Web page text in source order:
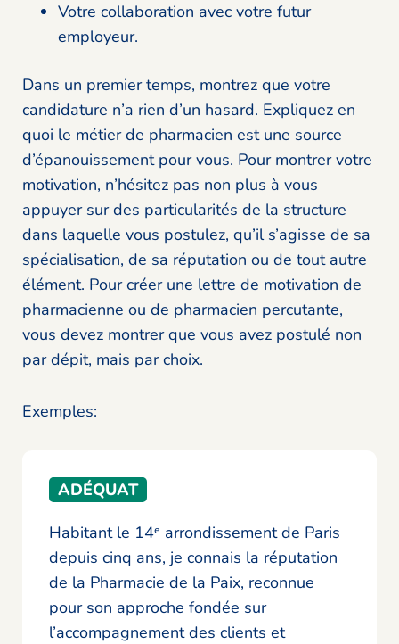
Votre collaboration avec votre futur
employeur.
Dans un premier temps, montrez que votre
candidature n’a rien d’un hasard. Expliquez en
quoi le métier de pharmacien est une source
d’épanouissement pour vous. Pour montrer votre
motivation, n’hésitez pas non plus à vous
appuyer sur des particularités de la structure
dans laquelle vous postulez, qu’il s’agisse de sa
spécialisation, de sa réputation ou de tout autre
élément. Pour créer une lettre de motivation de
pharmacienne ou de pharmacien percutante,
vous devez montrer que vous avez postulé non
par dépit, mais par choix.
Exemples:
ADÉQUAT
Habitant le 14ᵉ arrondissement de Paris
depuis cinq ans, je connais la réputation
de la Pharmacie de la Paix, reconnue
pour son approche fondée sur
l’accompagnement des clients et